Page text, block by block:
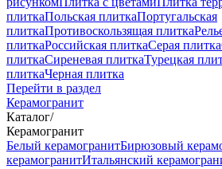
плиткаПольская плиткаПортугальская
плиткаПротивоскользящая плитка
плиткаРоссийская плиткаСерая плитка
плиткаСиреневая плиткаТурецкая
плиткаЧерная плитка
Перейти в раздел
Керамогранит
Каталог/
Керамогранит
Белый керамогранитБирюзовый
керамогранитИтальянский